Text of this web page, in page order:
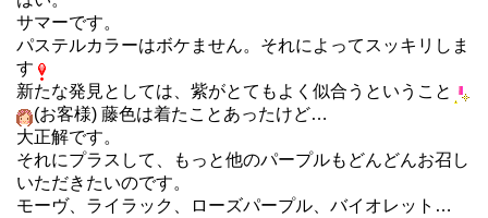
サマーです。
パステルカラーはボケません。それによってスッキリしま
す
新たな発見としては、紫がとてもよく似合うということ
(お客様) 藤色は着たことあったけど…
大正解です。
それにプラスして、もっと他のパープルもどんどんお召し
いただきたいのです。
モーヴ、ライラック、ローズパープル、バイオレット…